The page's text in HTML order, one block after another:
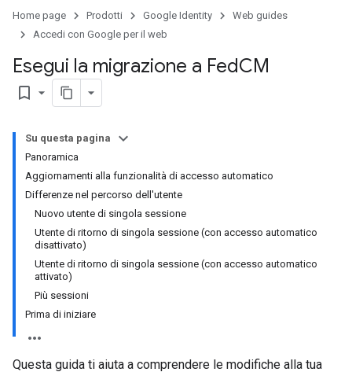
Home page Prodotti Google Identity
Web guides
Accedi con Google per il web
Esegui la migrazione a FedCM
bookmark_border
Su questa pagina
Panoramica
Aggiornamenti alla funzionalità di accesso automatico
Differenze nel percorso dell'utente
Nuovo utente di singola sessione
Utente di ritorno di singola sessione (con accesso automatico
disattivato)
Utente di ritorno di singola sessione (con accesso automatico
attivato)
Più sessioni
Prima di iniziare
Questa guida ti aiuta a comprendere le modifiche alla tua